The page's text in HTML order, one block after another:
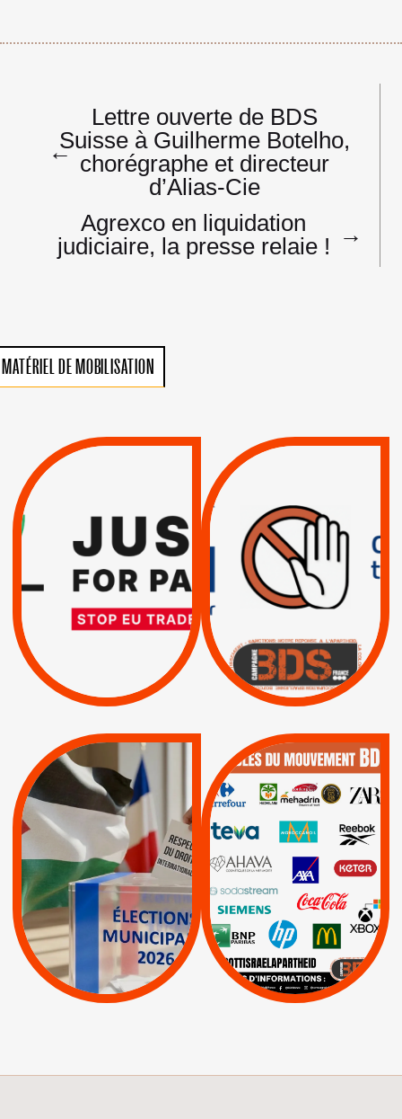
l’article
←
Lettre ouverte de BDS
Suisse à Guilherme Botelho,
chorégraphe et directeur
d’Alias-Cie
Agrexco en liquidation
judiciaire, la presse relaie ! →
MATÉRIEL DE MOBILISATION
VIOLATIONS DES
SUSPENSION
TOTALE DE
L’ACCORD
D’ASSOCIATION UE-
ISRAËL
| Actus Pétitions
RESPECT DU DROIT
INTERNATIONAL ?
TRUMP, MACRON :
MÊME COMBAT
| Actus |
| Boycott militaire |
Lettres d'interpellation
MUNICIPALES 2026 :
JE VOTE POUR LE
RESPECT DU DROIT
INTERNATIONAL EN
PALESTINE
APPELS | Actus |
Espaces Sans
Apartheid
| Lettres d'interpellation
Pétitions
QUE BOYCOTTER ?
BOYCOTT /
AXA BNP | CAF |
Carrefour | HP |
Keter |
Livres et brochures |
Mehadrin | PUMA
Sodastream |
Visuels, tracts,
affiches,...